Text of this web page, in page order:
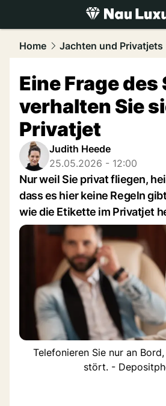
luxury.NAU.ch
Home Jachten und Privatjets
Eine Frage des
verhalten Sie
Privatjet
Judith Heede
25.05.2026 - 12:00
Nur weil Sie privat fliegen,
dass es hier keine Regeln
wie die Etikette im Privatjet
Telefonieren Sie nur an
stört. -